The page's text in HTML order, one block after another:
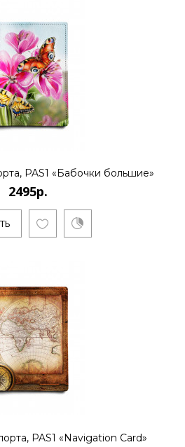
PAS1 «Бабочки большие»
2495р.
PAS1 «Navigation Card»